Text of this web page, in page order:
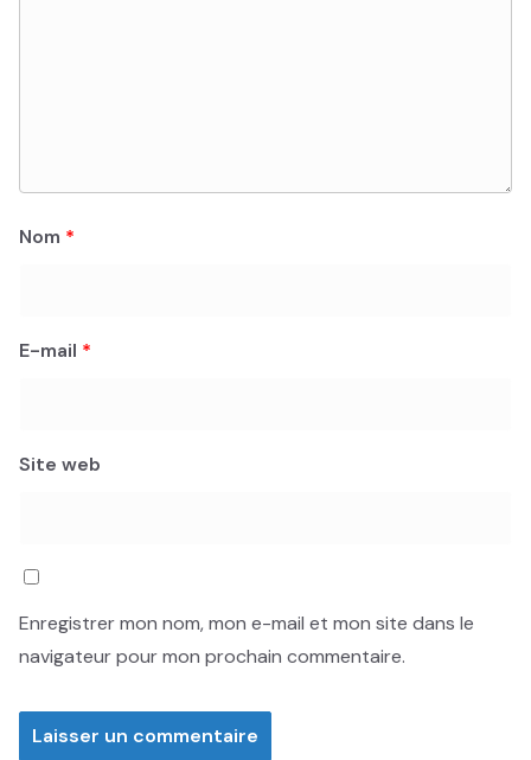
Nom *
E-mail *
Site web
Enregistrer mon nom, mon e-mail et mon site dans le
navigateur pour mon prochain commentaire.